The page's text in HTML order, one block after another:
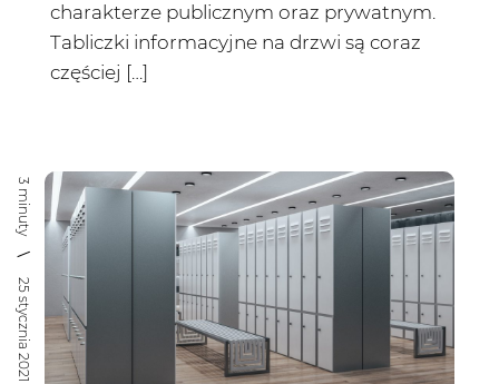
charakterze publicznym oraz prywatnym.
Tabliczki informacyjne na drzwi są coraz
częściej […]
3 minuty
25 stycznia 2021